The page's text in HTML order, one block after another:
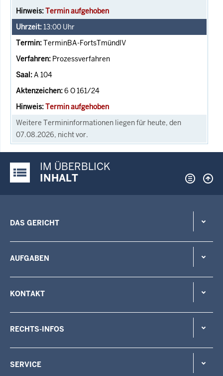
Termin aufgehoben
13:00 Uhr
TerminBA-FortsTmündlV
Prozessverfahren
A 104
6 O 161/24
Termin aufgehoben
Weitere Termininformationen liegen für heute, den
07.08.2026, nicht vor.
Justiz-Portal im Überblick:
IM ÜBERBLICK
INHALT
DAS GERICHT
AUFGABEN
KONTAKT
RECHTS-INFOS
SERVICE